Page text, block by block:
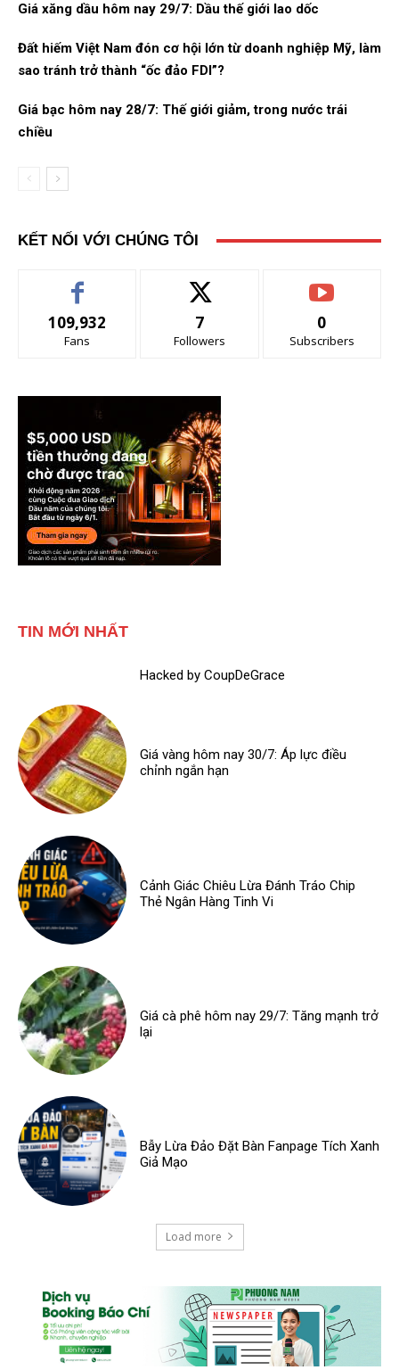
Giá xăng dầu hôm nay 29/7: Dầu thế giới lao dốc
Đất hiếm Việt Nam đón cơ hội lớn từ doanh nghiệp Mỹ, làm
sao tránh trở thành “ốc đảo FDI”?
Giá bạc hôm nay 28/7: Thế giới giảm, trong nước trái
chiều
KẾT NỐI VỚI CHÚNG TÔI
109,932
Fans
7
Followers
0
Subscribers
TIN MỚI NHẤT
Hacked by CoupDeGrace
Giá vàng hôm nay 30/7: Áp lực điều
chỉnh ngắn hạn
Cảnh Giác Chiêu Lừa Đánh Tráo Chip
Thẻ Ngân Hàng Tinh Vi
Giá cà phê hôm nay 29/7: Tăng mạnh trở
lại
Bẫy Lừa Đảo Đặt Bàn Fanpage Tích Xanh
Giả Mạo
Load more